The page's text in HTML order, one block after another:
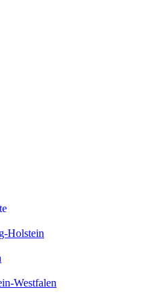
Holstein
Westfalen